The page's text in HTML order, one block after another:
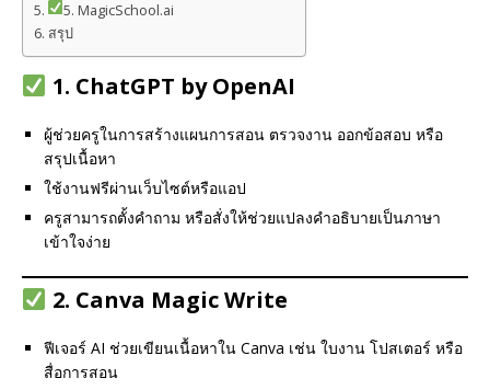
5. MagicSchool.ai
สรุป
1. ChatGPT by OpenAI
ผู้ช่วยครูในการสร้างแผนการสอน ตรวจงาน ออกข้อสอบ หรือ
สรุปเนื้อหา
ใช้งานฟรีผ่านเว็บไซต์หรือแอป
ครูสามารถตั้งคำถาม หรือสั่งให้ช่วยแปลงคำอธิบายเป็นภาษา
เข้าใจง่าย
2. Canva Magic Write
ฟีเจอร์ AI ช่วยเขียนเนื้อหาใน Canva เช่น ใบงาน โปสเตอร์ หรือ
สื่อการสอน